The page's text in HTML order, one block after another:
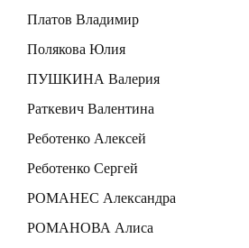
Платов Владимир
Полякова Юлия
ПУШКИНА Валерия
Раткевич Валентина
Реботенко Алексей
Реботенко Сергей
РОМАНЕС Александра
РОМАНОВА Алиса